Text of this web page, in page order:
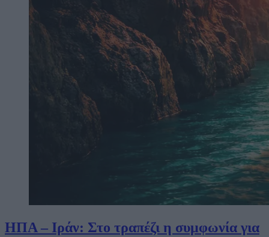
ΗΠΑ – Ιράν: Στο τραπέζι η συμφωνία για